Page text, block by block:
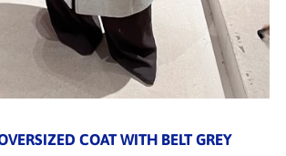
COAT WITH BELT GREY